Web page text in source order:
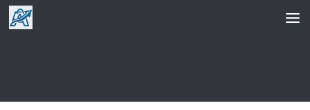
Saltar al contenido